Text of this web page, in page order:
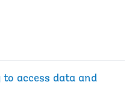
access data and